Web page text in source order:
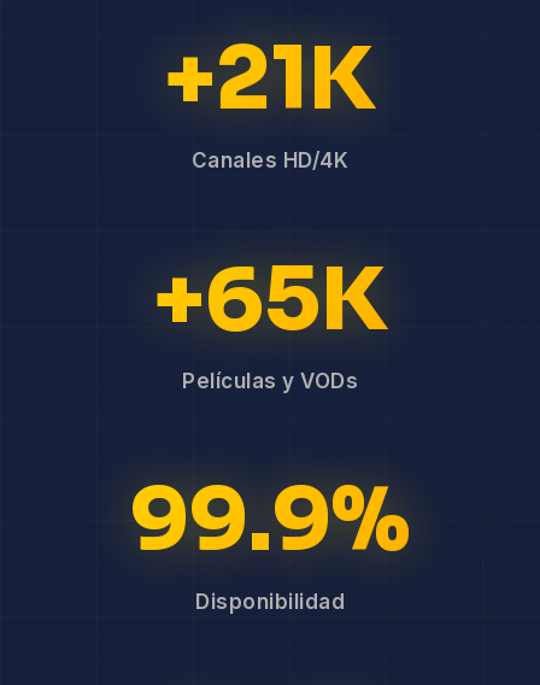
+21K
Canales HD/4K
+65K
Películas y VODs
99.9%
Disponibilidad